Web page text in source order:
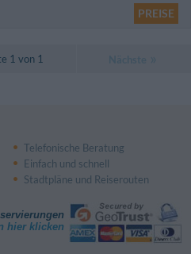
PREISE
1 von 1
Telefonische Beratung
Einfach und schnell
Stadtpläne und Reiserouten
hier klicken